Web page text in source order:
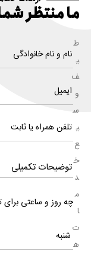
ما منتظر
ط
ی
ف
و
س
ی
ع
خ
د
م
ا
ت
ه
چه روز و ساعتی